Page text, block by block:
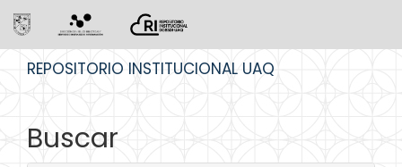
REPOSITORIO INSTITUCIONAL UAQ
Buscar